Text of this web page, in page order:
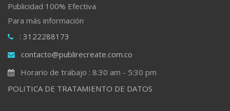
Publicidad 100% Efectiva
Para más información
: 3122288173
contacto@publirecreate.com.co
Horario de trabajo : 8:30 am - 5:30 pm
POLITICA DE TRATAMIENTO DE DATOS